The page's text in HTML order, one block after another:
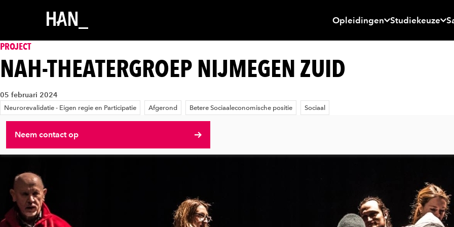
Opleidingen Studiekeuze
PROJECT
NAH-THEATERGROEP NIJMEGEN ZUID
05 februari 2024
Neurorevalidatie - Eigen regie en Participatie Afgerond Betere Sociaaleconomische positie Sociaal
Neem contact op